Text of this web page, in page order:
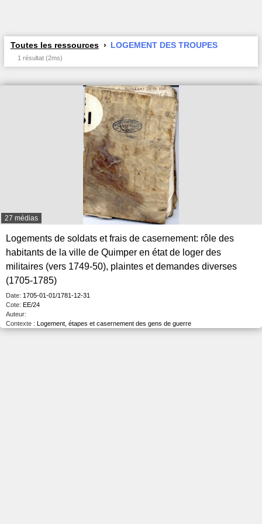
Toutes les ressources LOGEMENT DES TROUPES
1 résultat (2ms)
27 médias
Logements de soldats et frais de casernement: rôle des
habitants de la ville de Quimper en état de loger des
militaires (vers 1749-50), plaintes et demandes diverses
(1705-1785)
Date: 1705-01-01/1781-12-31
Cote: EE/24
Auteur:
Contexte : Logement, étapes et casernement des gens de guerre